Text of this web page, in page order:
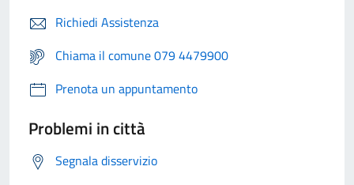
Richiedi Assistenza
Chiama il comune 079 4479900
Prenota un appuntamento
Problemi in città
Segnala disservizio